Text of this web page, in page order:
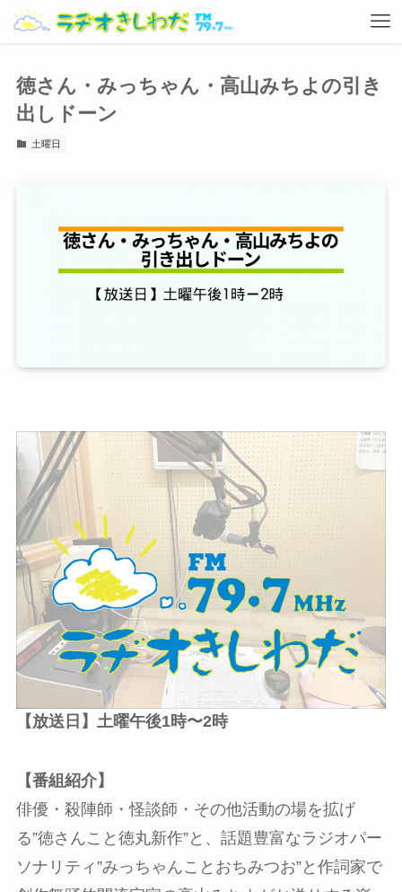
徳さん・みっちゃん・高山みちよの引き
出しドーン
土曜日
【放送日】土曜午後1時〜2時
【番組紹介】
俳優・殺陣師・怪談師・その他活動の場を拡げ
る”徳さんこと徳丸新作”と、話題豊富なラジオパー
ソナリティ”みっちゃんことおちみつお”と作詞家で